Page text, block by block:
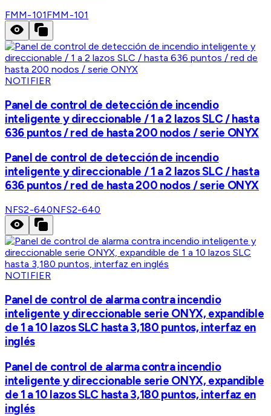
FMM-101FMM-101
NOTIFIER
Panel de control de detección de incendio
inteligente y direccionable / 1 a 2 lazos SLC / hasta
636 puntos / red de hasta 200 nodos / serie ONYX
Panel de control de detección de incendio
inteligente y direccionable / 1 a 2 lazos SLC / hasta
636 puntos / red de hasta 200 nodos / serie ONYX
NFS2-640NFS2-640
NOTIFIER
Panel de control de alarma contra incendio
inteligente y direccionable serie ONYX, expandible
de 1 a 10 lazos SLC hasta 3,180 puntos, interfaz en
inglés
Panel de control de alarma contra incendio
inteligente y direccionable serie ONYX, expandible
de 1 a 10 lazos SLC hasta 3,180 puntos, interfaz en
inglés